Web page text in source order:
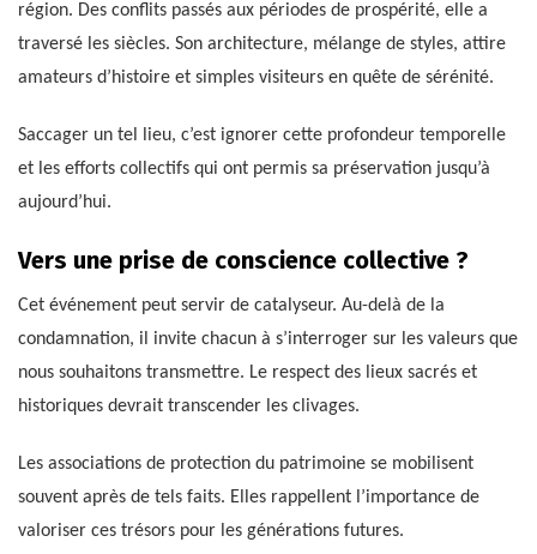
région. Des conflits passés aux périodes de prospérité, elle a
traversé les siècles. Son architecture, mélange de styles, attire
amateurs d’histoire et simples visiteurs en quête de sérénité.
Saccager un tel lieu, c’est ignorer cette profondeur temporelle
et les efforts collectifs qui ont permis sa préservation jusqu’à
aujourd’hui.
Vers une prise de conscience collective ?
Cet événement peut servir de catalyseur. Au-delà de la
condamnation, il invite chacun à s’interroger sur les valeurs que
nous souhaitons transmettre. Le respect des lieux sacrés et
historiques devrait transcender les clivages.
Les associations de protection du patrimoine se mobilisent
souvent après de tels faits. Elles rappellent l’importance de
valoriser ces trésors pour les générations futures.